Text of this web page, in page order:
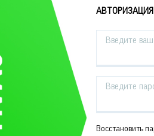
АВТОРИЗАЦИЯ
Введите
Введите
Восстановить